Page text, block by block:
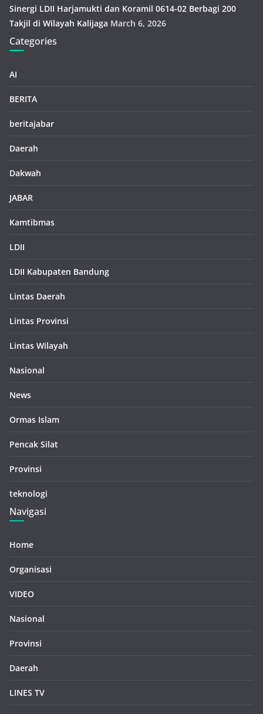
Sinergi LDII Harjamukti dan Koramil 0614-02 Berbagi 200
Takjil di Wilayah Kalijaga March 6, 2026
Categories
AI
BERITA
beritajabar
Daerah
Dakwah
JABAR
Kamtibmas
LDII
LDII Kabupaten Bandung
Lintas Daerah
Lintas Provinsi
Lintas Wilayah
Nasional
News
Ormas Islam
Pencak Silat
Provinsi
teknologi
Navigasi
Home
Organisasi
VIDEO
Nasional
Provinsi
Daerah
LINES TV